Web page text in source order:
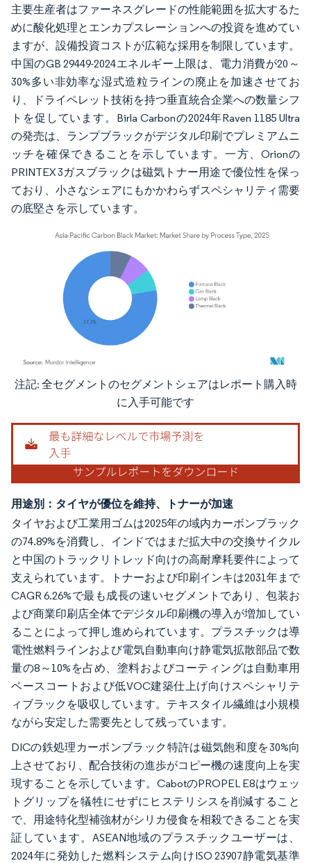
主要生産者はファーネスグレードの性能範囲を拡大するた
めに酸化処理とエンカプスレーションへの投資を進めてい
ますが、設備投資コストが広範な採用を制限しています。
中国のGB 29449-2024エネルギー上限は、電力消費が20～
30%多い非効率な湿式造粒ラインの廃止を加速させてお
り、ドライペレット技術を持つ垂直統合企業への数量シフ
トを促しています。Birla Carbonの2024年Raven 1185 Ultra
の発売は、ランプブラックがデジタル印刷でプレミアムニ
ッチを確保できることを示しています。一方、Orionの
PRINTEX 3ガスブラックは磁気トナー用途で優位性を保っ
ており、小さなシェアにもかかわらずスペシャリティ需要
の底堅さを示しています。
画像 © Mordor Intelligence。再利用にはCC BY 4.0の表示が必要です。
注記: 全セグメントのセグメントシェアはレポート購入時
に入手可能です
用途別：タイヤが優位を維持、トナーが加速
タイヤおよび工業用ゴムは2025年の域内カーボンブラック
の74.89%を消費し、インドではまだ拡大中の交換サイクル
と中国のトラックリトレッド向けの高耐摩耗要件によって
支えられています。トナーおよび印刷インキは2031年まで
CAGR 6.26%で最も成長の速いセグメントであり、包装お
よび商業印刷店全体でデジタル印刷機の導入が増加してい
ることによって押し進められています。プラスチックは導
電性燃料ラインおよび電気自動車向け静電気拡散部品で数
量の8～10%を占め、塗料およびコーティングは自動車用
ベースコートおよび低VOC建築仕上げ向けスペシャリテ
ィブラックを吸収しています。テキスタイル繊維は小規模
ながら安定した需要先として残っています。
DICの鉄処理カーボンブラック特許は磁気飽和度を30%向
上させており、配合技術の進歩がコピー機の速度向上を実
現することを示しています。CabotのPROPEL E8はウェッ
トグリップを犠牲にせずにヒステリシスを削減すること
で、用途特化型補強材がシリカ侵食を相殺できることを実
証しています。ASEAN地域のプラスチックユーザーは、
2024年に発効した燃料システム向けISO 23907静電気基準